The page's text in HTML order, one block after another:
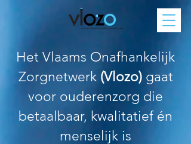
Het Vlaams Onafhankelijk
Zorgnetwerk (Vlozo)gaat
voor ouderenzorg die
betaalbaar, kwalitatief én
menselijk is